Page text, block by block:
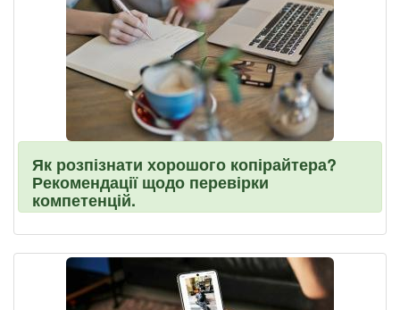
Як розпізнати хорошого копірайтера?
Рекомендації щодо перевірки
компетенцій.